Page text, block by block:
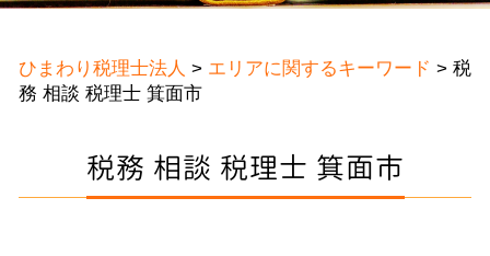
ひまわり税理士法人 > エリアに関するキーワード > 税
務 相談 税理士 箕面市
税務 相談 税理士 箕面市